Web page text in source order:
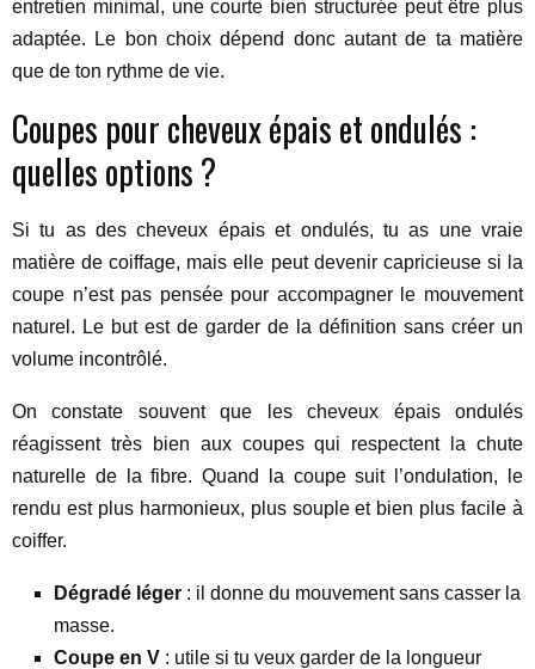
entretien minimal, une courte bien structurée peut être plus
adaptée. Le bon choix dépend donc autant de ta matière
que de ton rythme de vie.
Coupes pour cheveux épais et ondulés :
quelles options ?
Si tu as des cheveux épais et ondulés, tu as une vraie
matière de coiffage, mais elle peut devenir capricieuse si la
coupe n’est pas pensée pour accompagner le mouvement
naturel. Le but est de garder de la définition sans créer un
volume incontrôlé.
On constate souvent que les cheveux épais ondulés
réagissent très bien aux coupes qui respectent la chute
naturelle de la fibre. Quand la coupe suit l’ondulation, le
rendu est plus harmonieux, plus souple et bien plus facile à
coiffer.
Dégradé léger : il donne du mouvement sans casser la
masse.
Coupe en V : utile si tu veux garder de la longueur